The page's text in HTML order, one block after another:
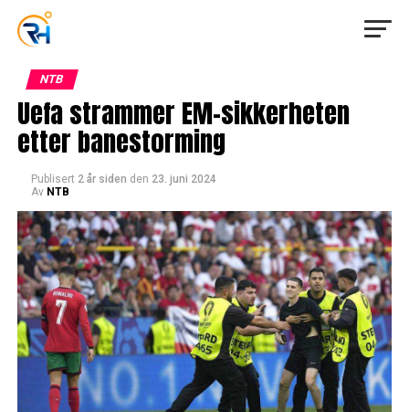
NTB
Uefa strammer EM-sikkerheten
etter banestorming
Publisert 2 år siden den 23. juni 2024
Av NTB